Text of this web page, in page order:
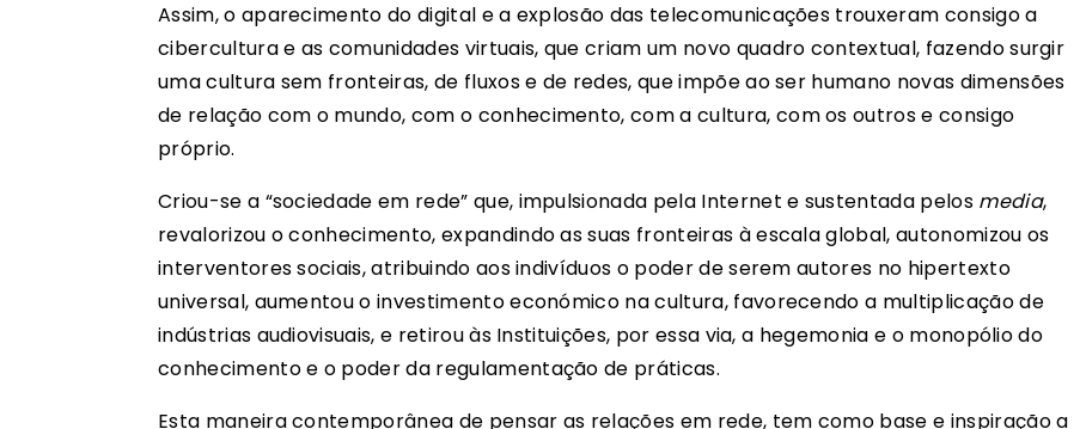
Assim, o aparecimento do digital e a explosão das telecomunicações trouxeram consigo a
cibercultura e as comunidades virtuais, que criam um novo quadro contextual, fazendo surgir
uma cultura sem fronteiras, de fluxos e de redes, que impõe ao ser humano novas dimensões
de relação com o mundo, com o conhecimento, com a cultura, com os outros e consigo
próprio.
Criou-se a “sociedade em rede” que, impulsionada pela Internet e sustentada pelos media,
revalorizou o conhecimento, expandindo as suas fronteiras à escala global, autonomizou os
interventores sociais, atribuindo aos indivíduos o poder de serem autores no hipertexto
universal, aumentou o investimento económico na cultura, favorecendo a multiplicação de
indústrias audiovisuais, e retirou às Instituições, por essa via, a hegemonia e o monopólio do
conhecimento e o poder da regulamentação de práticas.
Esta maneira contemporânea de pensar as relações em rede, tem como base e inspiração a